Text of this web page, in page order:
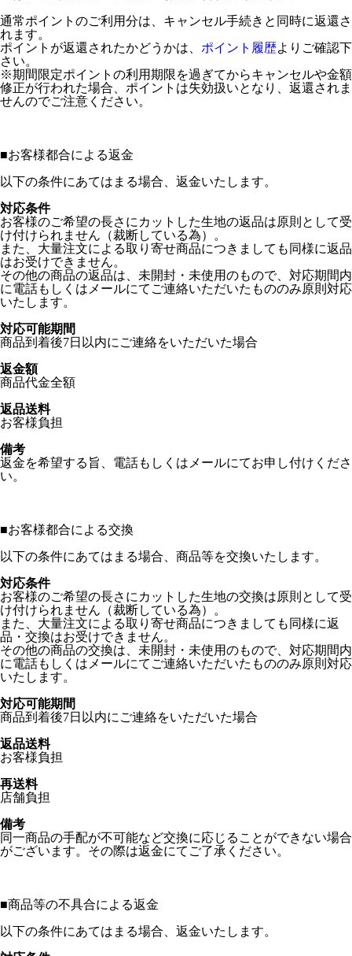
通常ポイントのご利用分は、キャンセル手続きと同時に返還さ
れます。
ポイントが返還されたかどうかは、 ポイント履歴よりご確認下
さい。
※期間限定ポイントの利用期限を過ぎてからキャンセルや金額
修正が行われた場合、ポイントは失効扱いとなり、返還されま
せんのでご注意ください。
■お客様都合による返金
以下の条件にあてはまる場合、返金いたします。
対応条件
お客様のご希望の長さにカットした生地の返品は原則として受
け付けられません（裁断している為）。
また、大量注文による取り寄せ商品につきましても同様に返品
はお受けできません。
その他の商品の返品は、未開封・未使用のもので、対応期間内
に電話もしくはメールにてご連絡いただいたもののみ原則対応
いたします。
対応可能期間
商品到着後7日以内にご連絡をいただいた場合
返金額
商品代金全額
返品送料
お客様負担
備考
返金を希望する旨、電話もしくはメールにてお申し付けくださ
い。
■お客様都合による交換
以下の条件にあてはまる場合、商品等を交換いたします。
対応条件
お客様のご希望の長さにカットした生地の交換は原則として受
け付けられません（裁断している為）。
また、大量注文による取り寄せ商品につきましても同様に返
品・交換はお受けできません。
その他の商品の交換は、未開封・未使用のもので、対応期間内
に電話もしくはメールにてご連絡いただいたもののみ原則対応
いたします。
対応可能期間
商品到着後7日以内にご連絡をいただいた場合
返品送料
お客様負担
再送料
店舗負担
備考
同一商品の手配が不可能など交換に応じることができない場合
がございます。その際は返金にてご了承ください。
■商品等の不具合による返金
以下の条件にあてはまる場合、返金いたします。